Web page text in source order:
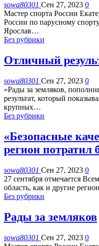
sowa80301 Сен 27, 2023 0
Мастер спорта России
России по парусному
Ярослав…
Без рубрики
Отличный
sowa80301 Сен 27, 2023 0
«Рады за земляков,
результат, который
крупных…
Без рубрики
«Безопасные
регион потратил
sowa80301 Сен 27, 2023 0
27 сентября отмечается
область, как и другие
Без рубрики
Рады за земляков
sowa80301 Сен 27, 2023 0